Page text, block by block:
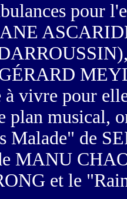
pour
à vivre pour
plan musical,
Malade" de
MANU
et le